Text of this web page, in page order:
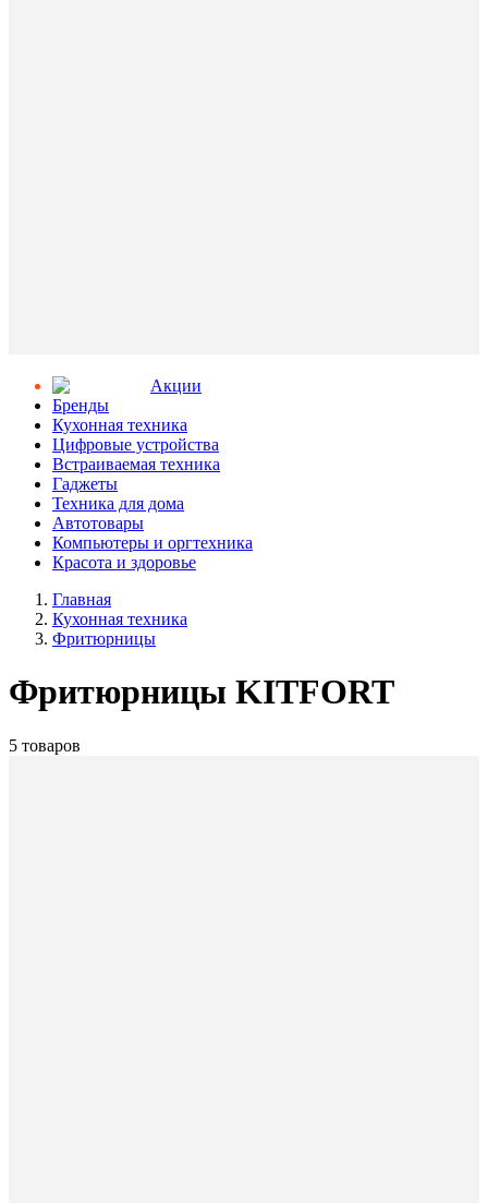
Aкции
Бренды
Кухонная техника
Цифровые устройства
Встраиваемая техника
Гаджеты
Техника для дома
Автотовары
Компьютеры и оргтехника
Красота и здоровье
Главная
Кухонная техника
Фритюрницы
Фритюрницы KITFORT
5 товаров